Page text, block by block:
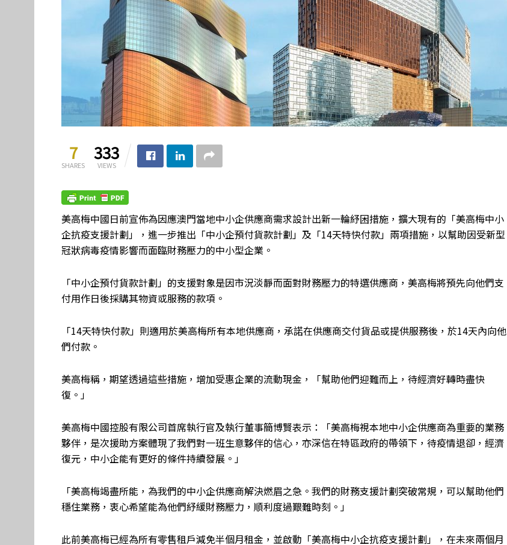
7
SHARES
333
VIEWS
美高梅中國日前宣佈為因應澳門當地中小企供應商需求設計出新一輪紓困措施，擴大現有的「美高梅中小
企抗疫支援計劃」，進一步推出「中小企預付貨款計劃」及「14天特快付款」兩項措施，以幫助因受新型
冠狀病毒疫情影響而面臨財務壓力的中小型企業。
「中小企預付貨款計劃」的支援對象是因市況淡靜而面對財務壓力的特選供應商，美高梅將預先向他們支
付用作日後採購其物資或服務的款項。
「14天特快付款」則適用於美高梅所有本地供應商，承諾在供應商交付貨品或提供服務後，於14天內向他
們付款。
美高梅稱，期望透過這些措施，增加受惠企業的流動現金，「幫助他們迎難而上，待經濟好轉時盡快
復。」
美高梅中國控股有限公司首席執行官及執行董事簡博賢表示：「美高梅視本地中小企供應商為重要的業務
夥伴，是次援助方案體現了我們對一班生意夥伴的信心，亦深信在特區政府的帶領下，待疫情退卻，經濟
復元，中小企能有更好的條件持續發展。」
「美高梅竭盡所能，為我們的中小企供應商解決燃眉之急。我們的財務支援計劃突破常規，可以幫助他們
穩住業務，衷心希望能為他們紓緩財務壓力，順利度過艱難時刻。」
此前美高梅已經為所有零售租戶減免半個月租金，並啟動「美高梅中小企抗疫支援計劃」，在未來兩個月